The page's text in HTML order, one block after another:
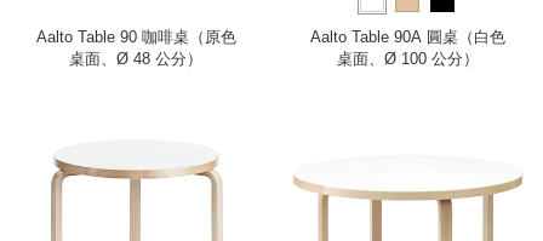
Aalto Table 90 咖啡桌（原色
桌面、Ø 48 公分）
Aalto Table 90A 圓桌（白色
桌面、Ø 100 公分）